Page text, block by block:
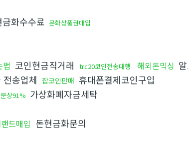
화수수료 문화상품권매입
코인현금직거래 trc20코인전송대행 해외돈믹싱
전송업체 잡코인판매 휴대폰결제코인구입
문상91% 가상화폐자금세탁
드매입 돈현금화문의